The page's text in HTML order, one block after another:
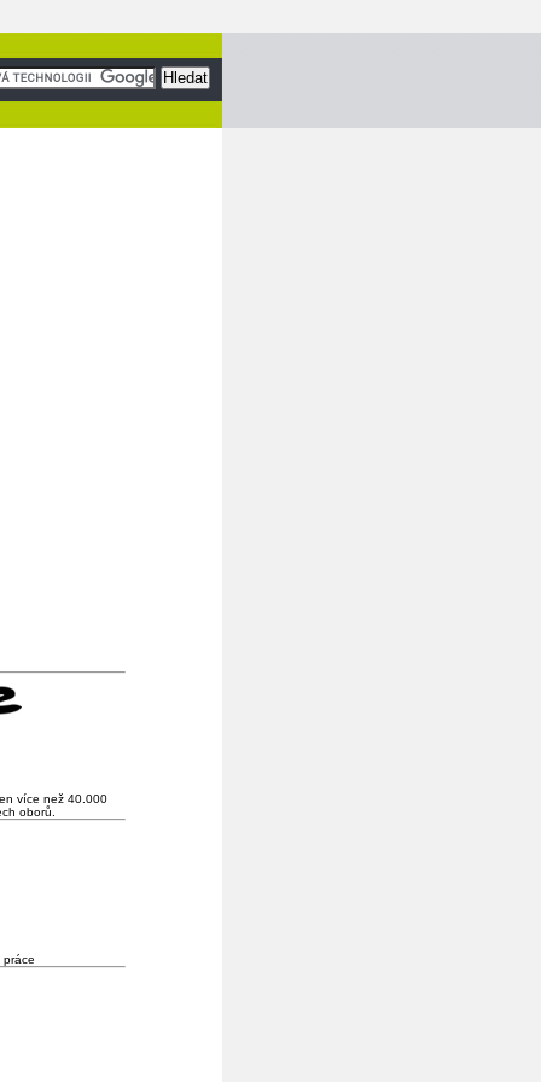
více než 40.000
oborů.
práce